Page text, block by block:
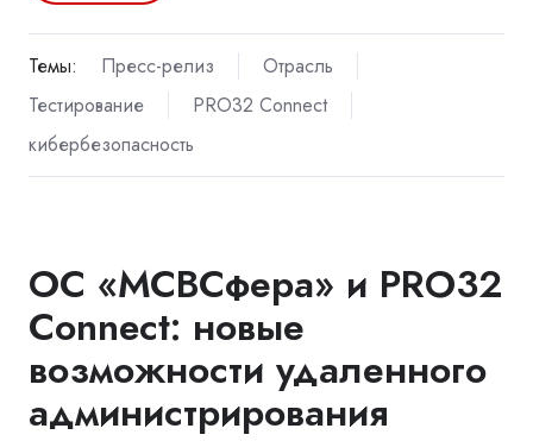
Темы: Пресс-релиз
Отрасль
Тестирование
PRO32 Connect
кибербезопасность
ОС «МСВСфера» и PRO32
Connect: новые
возможности удаленного
администрирования